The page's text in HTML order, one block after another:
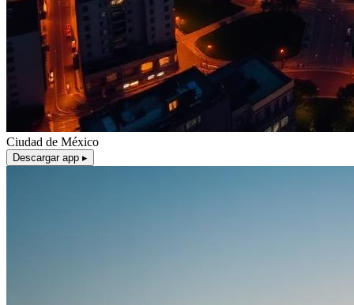
Ciudad de México
Descargar app ▸